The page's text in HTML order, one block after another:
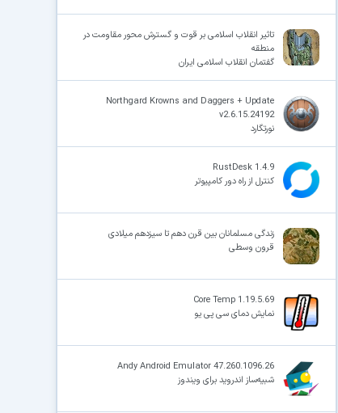
تاثیر انقلاب اسلامی بر قوت و گسترش محور مقاومت در
منطقه
گفتمان انقلاب اسلامی ایران
Northgard Krowns and Daggers + Update
v2.6.15.24192
نورتگارد
RustDesk 1.4.9
کنترل از راه دور کامپیوتر
زندگی مسلمانان بین قرن دهم تا سیزدهم میلادی
قرون وسطی
Core Temp 1.19.5.69
نمایش دمای سی پی یو
Andy Android Emulator 47.260.1096.26
شبیه‌ساز اندروید برای ویندوز